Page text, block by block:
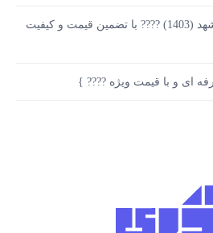
طراحی سایت شرکتی در مشهد (1403) ???? با تضمین قیمت و کیفیت
ای و با قیمت ویژه ???? }